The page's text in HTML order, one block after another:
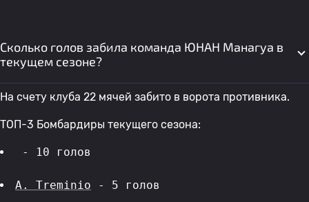
Сколько голов забила команда ЮНАН Манагуа в
текущем сезоне?
На счету клуба 22 мячей забито в ворота противника.
ТОП-3 Бомбардиры текущего сезона:
- 10 голов
A. Treminio - 5 голов